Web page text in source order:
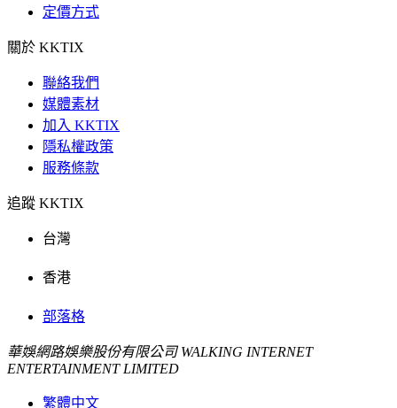
定價方式
關於 KKTIX
聯絡我們
媒體素材
加入 KKTIX
隱私權政策
服務條款
追蹤 KKTIX
台灣
香港
部落格
華娛網路娛樂股份有限公司 WALKING INTERNET
ENTERTAINMENT LIMITED
繁體中文